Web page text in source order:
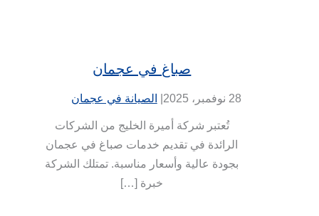
صباغ في عجمان
28 نوفمبر، 2025 | الصيانة في عجمان
تُعتبر شركة أميرة الخليج من الشركات
الرائدة في تقديم خدمات صباغ في عجمان
بجودة عالية وأسعار مناسبة. تمتلك الشركة
خبرة […]